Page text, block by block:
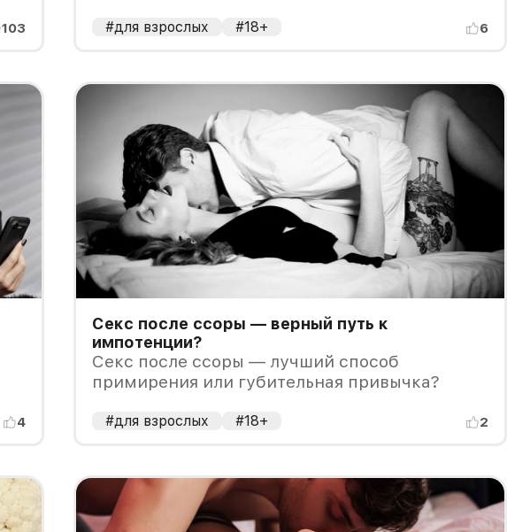
103 #для взрослых #18+ 6
4
Секс после ссоры — верный путь к
импотенции?
Секс после ссоры — лучший способ
примирения или губительная привычка?
#для взрослых #18+ 2